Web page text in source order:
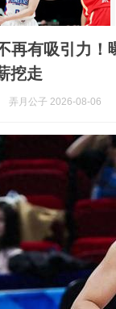
再有吸引力！
挖走
弄月公子 2026-08-06